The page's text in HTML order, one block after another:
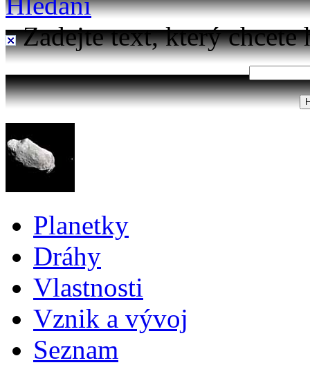
Zadejte text, který chcete
Planetky
Dráhy
Vlastnosti
Vznik a vývoj
Seznam